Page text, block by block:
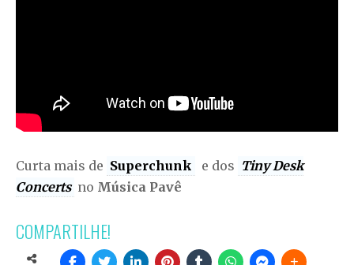
Curta mais de Superchunk e dos Tiny Desk
Concerts no Música Pavê
COMPARTILHE!